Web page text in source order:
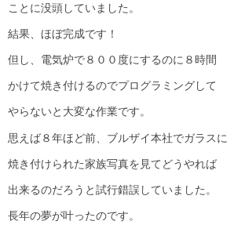
ことに没頭していました。
結果、ほぼ完成です！
但し、電気炉で８００度にするのに８時間
かけて焼き付けるのでプログラミングして
やらないと大変な作業です。
思えば８年ほど前、ブルザイ本社でガラスに
焼き付けられた家族写真を見てどうやれば
出来るのだろうと試行錯誤していました。
長年の夢が叶ったのです。